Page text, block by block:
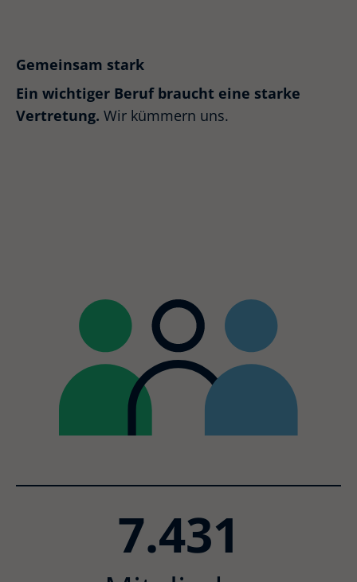
Gemeinsam stark
Ein wichtiger Beruf braucht eine starke
Vertretung. Wir kümmern uns.
7.431